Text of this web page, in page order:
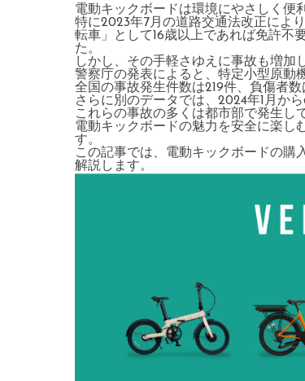
電動キックボードは環境にやさしく便
特に2023年7月の道路交通法改正によ
転車」として16歳以上であれば免許不
た。
しかし、その手軽さゆえに事故も増加
警察庁の発表によると、特定小型原動
全国の事故発生件数は219件、負傷者数
さらに別のデータでは、2024年1月か
これらの事故の多くは都市部で発生し
電動キックボードの魅力を安全に楽し
す。
この記事では、電動キックボードの購
解説します。